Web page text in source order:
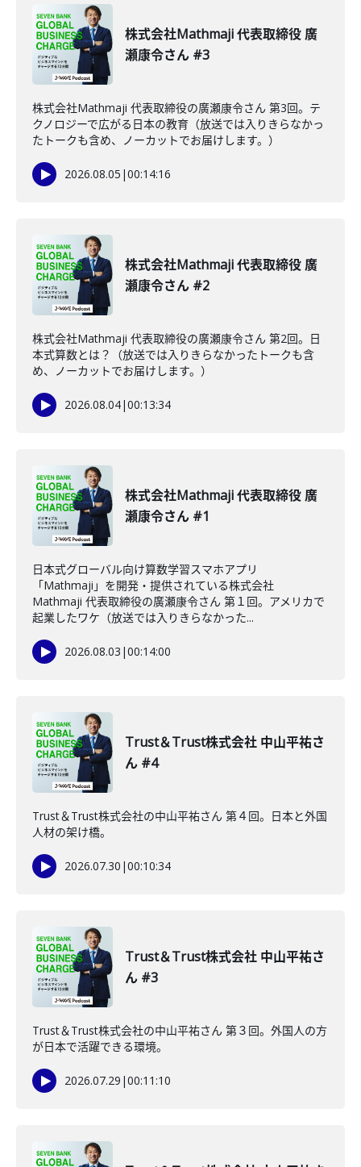
株式会社Mathmaji 代表取締役 廣
瀬康令さん #3
株式会社Mathmaji 代表取締役の廣瀬康令さん 第3回。テ
クノロジーで広がる日本の教育（放送では入りきらなかっ
たトークも含め、ノーカットでお届けします。）
2026.08.05 |00:14:16
株式会社Mathmaji 代表取締役 廣
瀬康令さん #2
株式会社Mathmaji 代表取締役の廣瀬康令さん 第2回。日
本式算数とは？（放送では入りきらなかったトークも含
め、ノーカットでお届けします。）
2026.08.04|00:13:34
株式会社Mathmaji 代表取締役 廣
瀬康令さん #1
日本式グローバル向け算数学習スマホアプリ
「Mathmaji」を開発・提供されている株式会社
Mathmaji 代表取締役の廣瀬康令さん 第１回。アメリカで
起業したワケ（放送では入りきらなかった...
2026.08.03 |00:14:00
Trust＆Trust株式会社 中山平祐さ
ん #4
Trust＆Trust株式会社の中山平祐さん 第４回。日本と外国
人材の架け橋。
2026.07.30 |00:10:34
Trust＆Trust株式会社 中山平祐さ
ん #3
Trust＆Trust株式会社の中山平祐さん 第３回。外国人の方
が日本で活躍できる環境。
2026.07.29 |00:11:10